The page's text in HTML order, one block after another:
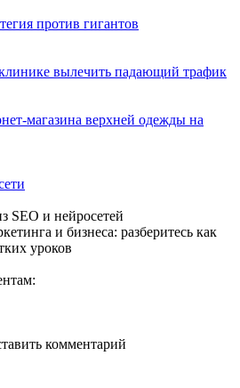
против гигантов
вылечить падающий трафик
магазина верхней одежды на
SEO и нейросетей
и бизнеса: разберитесь как
уроков
комментарий